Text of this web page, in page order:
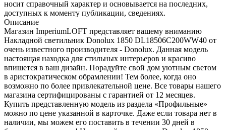
носит справочный характер и основывается на последних,
доступных к моменту публикации, сведениях.
Описание
Магазин ImperiumLOFT представляет вашему вниманию
Накладной светильник Donolux 1850 DL18506C200WW40 от
очень известного производителя - Donolux. Данная модель
настоящая находка для стильных интерьеров и красиво
впишется в ваш дизайн. Порадуйте свой дом уютным светом
в аристократическом обрамлении! Тем более, когда оно
возможно по более привлекательной цене. Все товары нашего
магазина сертифицированы с гарантией от 12 месяцев.
Купить представленную модель из раздела «Профильные»
можно по цене указанной в карточке. Даже если товара нет в
наличии, мы можем его поставить в течении 30 дней в